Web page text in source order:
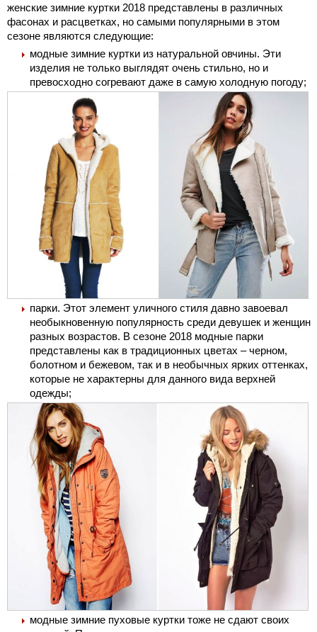
женские зимние куртки 2018 представлены в различных
фасонах и расцветках, но самыми популярными в этом
сезоне являются следующие:
модные зимние куртки из натуральной овчины. Эти
изделия не только выглядят очень стильно, но и
превосходно согревают даже в самую холодную погоду;
парки. Этот элемент уличного стиля давно завоевал
необыкновенную популярность среди девушек и женщин
разных возрастов. В сезоне 2018 модные парки
представлены как в традиционных цветах – черном,
болотном и бежевом, так и в необычных ярких оттенках,
которые не характерны для данного вида верхней
одежды;
модные зимние пуховые куртки тоже не сдают своих